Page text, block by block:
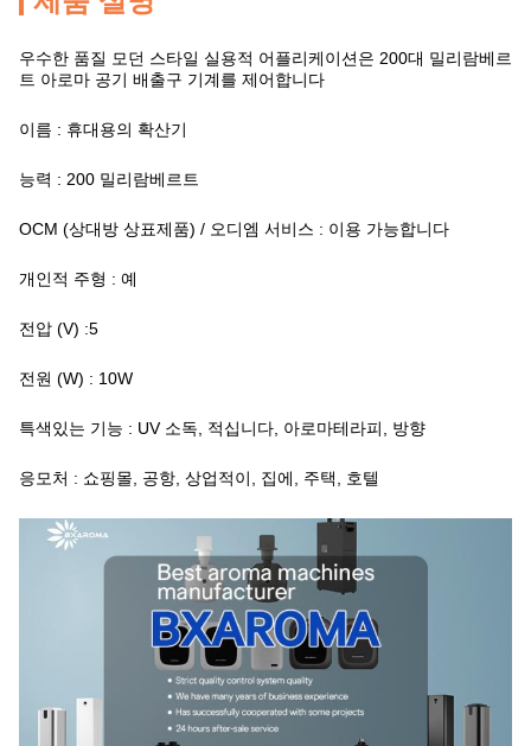
우수한 품질 모던 스타일 실용적 어플리케이션은 200대 밀리람베르
트 아로마 공기 배출구 기계를 제어합니다
이름 : 휴대용의 확산기
능력 : 200 밀리람베르트
OCM (상대방 상표제품) / 오디엠 서비스 : 이용 가능합니다
개인적 주형 : 예
전압 (V) :5
전원 (W) : 10W
특색있는 기능 : UV 소독, 적십니다, 아로마테라피, 방향
응모처 : 쇼핑몰, 공항, 상업적이, 집에, 주택, 호텔